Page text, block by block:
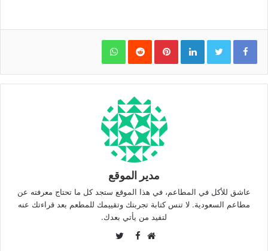
LinkedIn
Pinterest
WhatsApp
مدير الموقع
عاشق للأكل في المطاعم، في هذا الموقع ستجد كل ما تحتاج معرفته عن
مطاعم السعودية. لا تنس كتابة تجربتك وتقييمك للمطعم بعد قراءتك عنه
لتفيد من يأتي بعدك.
Facebook